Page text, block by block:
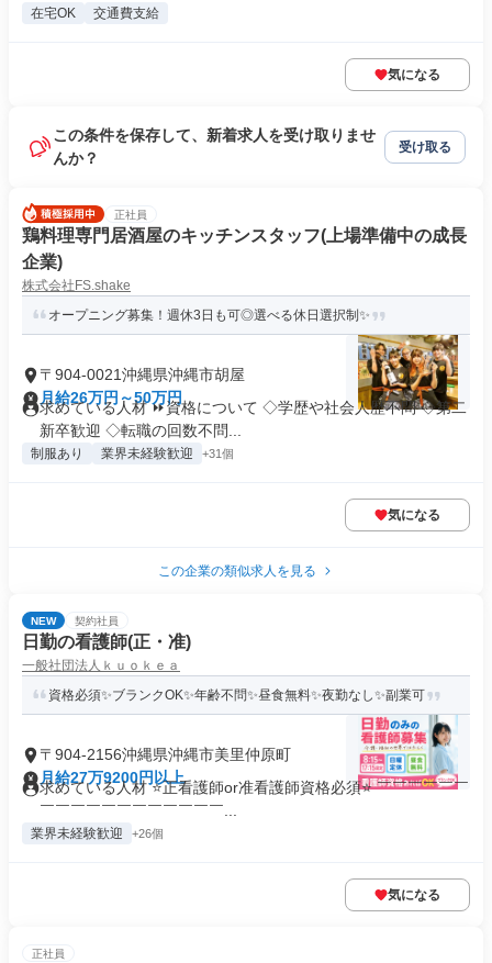
在宅OK 交通費支給
気になる
この条件を保存して、新着求人を受け取りませ
んか？
受け取る
正社員
鶏料理専門居酒屋のキッチンスタッフ(上場準備中の成長
企業)
株式会社FS.shake
オープニング募集！週休3日も可◎選べる休日選択制✨
〒904-0021沖縄県沖縄市胡屋
月給26万円～50万円
求めている人材 ⏩資格について ◇学歴や社会人歴不問 ◇第二
新卒歓迎 ◇転職の回数不問...
制服あり 業界未経験歓迎 +31個
気になる
この企業の類似求人を見る
NEW 契約社員
日勤の看護師(正・准)
一般社団法人ｋｕｏｋｅａ
資格必須✨ブランクOK✨年齢不問✨昼食無料✨夜勤なし✨副業可
〒904-2156沖縄県沖縄市美里仲原町
月給27万9200円以上
求めている人材 ⭐正看護師or准看護師資格必須⭐ ￣￣￣￣￣￣
￣￣￣￣￣￣￣￣￣￣￣￣...
業界未経験歓迎 +26個
気になる
正社員